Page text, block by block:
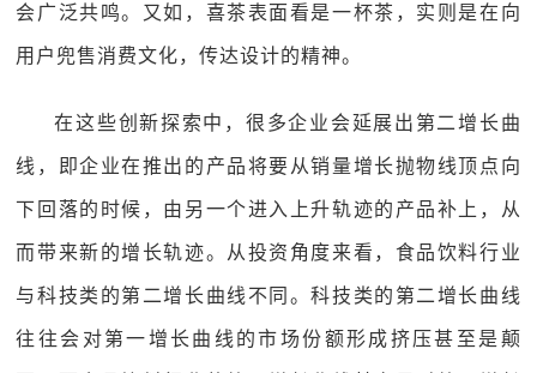
会广泛共鸣。又如，喜茶表面看是一杯茶，实则是在向
用户兜售消费文化，传达设计的精神。
在这些创新探索中，很多企业会延展出第二增长曲
线，即企业在推出的产品将要从销量增长抛物线顶点向
下回落的时候，由另一个进入上升轨迹的产品补上，从
而带来新的增长轨迹。从投资角度来看，食品饮料行业
与科技类的第二增长曲线不同。科技类的第二增长曲线
往往会对第一增长曲线的市场份额形成挤压甚至是颠